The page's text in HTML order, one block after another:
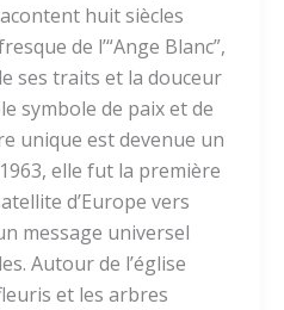
huit siècles
de l’“Ange Blanc”,
ses traits et la douceur
symbole de paix et de
unique est devenue un
elle fut la première
d’Europe vers
message universel
Autour de l’église
et les arbres